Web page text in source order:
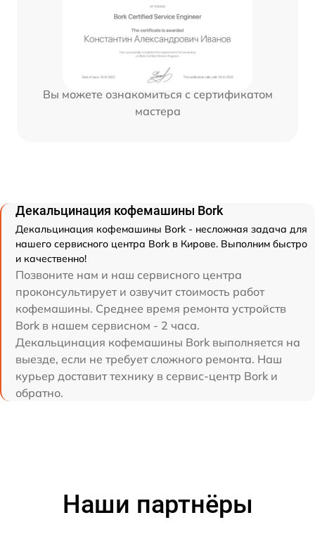
Вы можете ознакомиться с сертификатом
мастера
Декальцинация кофемашины Bork
Декальцинация кофемашины Bork - несложная задача для
нашего сервисного центра Bork в Кирове. Выполним быстро
и качественно!
Позвоните нам и наш сервисного центра
проконсультирует и озвучит стоимость работ
кофемашины. Среднее время ремонта устройств
Bork в нашем сервисном - 2 часа.
Декальцинация кофемашины Bork выполняется на
выезде, если не требует сложного ремонта. Наш
курьер доставит технику в сервис-центр Bork и
обратно.
Наши партнёры